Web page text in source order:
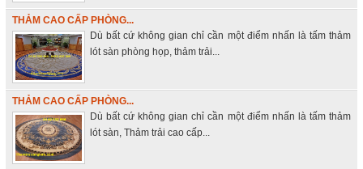
THẢM CAO CẤP PHÒNG...
Dù bất cứ không gian chỉ cần một điểm nhấn là tấm thảm
lót sàn phòng họp, thảm trải...
THẢM CAO CẤP PHÒNG...
Dù bất cứ không gian chỉ cần một điểm nhấn là tấm thảm
lót sàn, Thảm trải cao cấp...